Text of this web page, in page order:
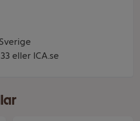
eller ICA.se